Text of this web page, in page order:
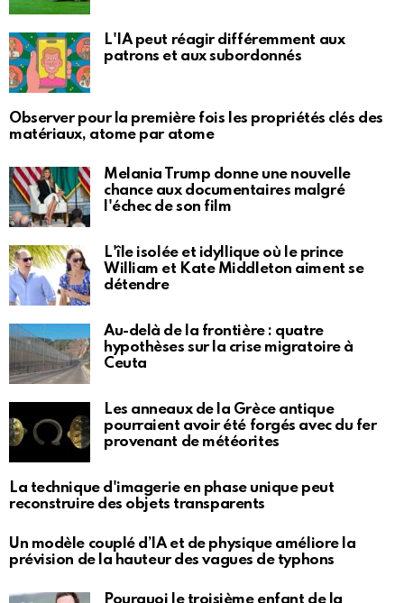
L'IA peut réagir différemment aux
patrons et aux subordonnés
Observer pour la première fois les propriétés clés des
matériaux, atome par atome
Melania Trump donne une nouvelle
chance aux documentaires malgré
l'échec de son film
L'île isolée et idyllique où le prince
William et Kate Middleton aiment se
détendre
Au-delà de la frontière : quatre
hypothèses sur la crise migratoire à
Ceuta
Les anneaux de la Grèce antique
pourraient avoir été forgés avec du fer
provenant de météorites
La technique d'imagerie en phase unique peut
reconstruire des objets transparents
Un modèle couplé d’IA et de physique améliore la
prévision de la hauteur des vagues de typhons
Pourquoi le troisième enfant de la